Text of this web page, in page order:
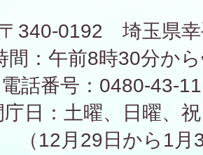
〒340-0192 埼玉県幸
間：午前8時30分か
電話番号：0480-43-
庁日：土曜、日曜、
（12月29日から1